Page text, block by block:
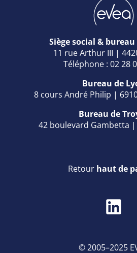
Siège social &
11 rue Arthur III |
Téléphone : 02 28
Bureau de
8 cours André Philip |
Bureau de
42 boulevard Gambetta |
Retour haut de
© 2005–2025